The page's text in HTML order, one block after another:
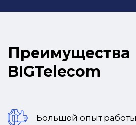
Преимущества
BIGTelecom
Большой опыт